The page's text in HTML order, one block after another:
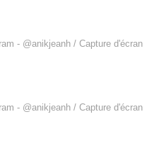
- @anikjeanh / Capture d'écran
- @anikjeanh / Capture d'écran